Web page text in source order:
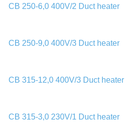
CB 250-6,0 400V/2 Duct heater
CB 250-9,0 400V/3 Duct heater
CB 315-12,0 400V/3 Duct heater
CB 315-3,0 230V/1 Duct heater